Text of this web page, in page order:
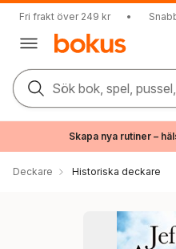
Fri frakt över 249 kr •
Sök bok, spel,
Skapa nya rutiner –
Deckare Historiska deckare